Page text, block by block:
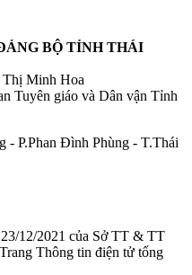
BỘ TỈNH THÁI
Minh Hoa
Tuyên giáo và Dân vận Tỉnh
P.Phan Đình Phùng - T.Thái
12/2021 của Sở TT & TT
Thông tin điện tử tổng